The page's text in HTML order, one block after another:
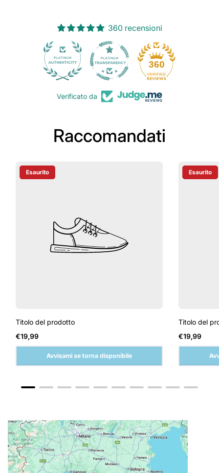
360 recensioni
360
Verificato da
Raccomandati
Etichetta Del Prodotto:
Esaurito
Titolo del prodotto
Prezzo
normale
€19,99
Avvisami se torna disponibile
Etichetta
Esaurito
Titolo del
Prezzo
normale
€19,99